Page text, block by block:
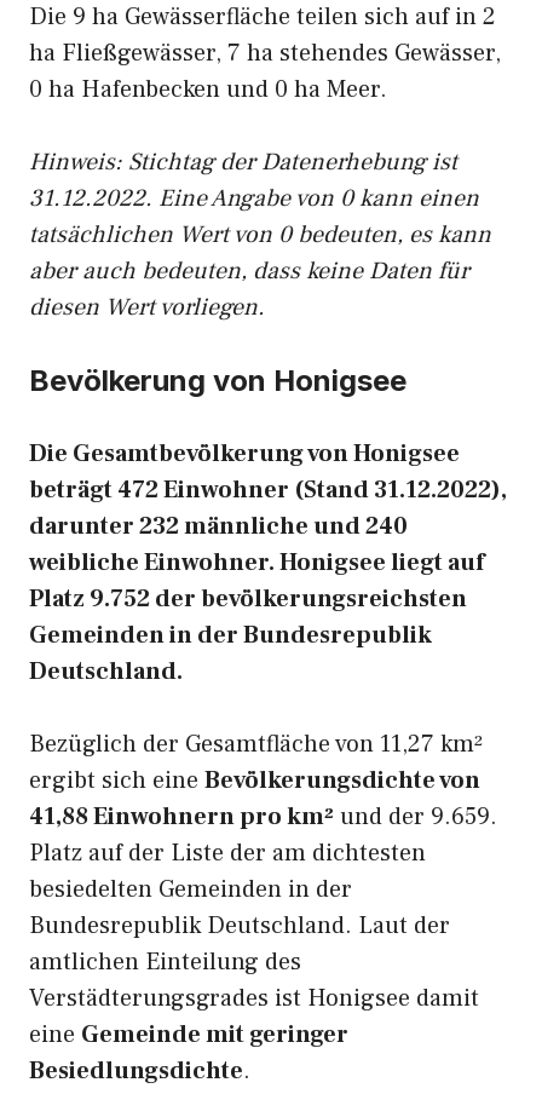
Die 9 ha Gewässerfläche teilen sich auf in 2
ha Fließgewässer, 7 ha stehendes Gewässer,
0 ha Hafenbecken und 0 ha Meer.
Hinweis: Stichtag der Datenerhebung ist
31.12.2022. Eine Angabe von 0 kann einen
tatsächlichen Wert von 0 bedeuten, es kann
aber auch bedeuten, dass keine Daten für
diesen Wert vorliegen.
Bevölkerung von Honigsee
Die Gesamtbevölkerung von Honigsee
beträgt 472 Einwohner (Stand 31.12.2022),
darunter 232 männliche und 240
weibliche Einwohner. Honigsee liegt auf
Platz 9.752 der bevölkerungsreichsten
Gemeinden in der Bundesrepublik
Deutschland.
Bezüglich der Gesamtfläche von 11,27 km²
ergibt sich eine Bevölkerungsdichte von
41,88 Einwohnern pro km² und der 9.659.
Platz auf der Liste der am dichtesten
besiedelten Gemeinden in der
Bundesrepublik Deutschland. Laut der
amtlichen Einteilung des
Verstädterungsgrades ist Honigsee damit
eine Gemeinde mit geringer
Besiedlungsdichte.